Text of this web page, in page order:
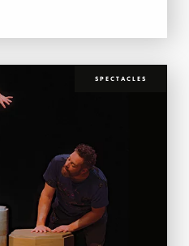
SPECTACLES